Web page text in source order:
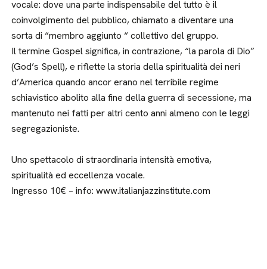
vocale: dove una parte indispensabile del tutto è il
coinvolgimento del pubblico, chiamato a diventare una
sorta di “membro aggiunto “ collettivo del gruppo.
Il termine Gospel significa, in contrazione, “la parola di Dio”
(God’s Spell), e riflette la storia della spiritualità dei neri
d’America quando ancor erano nel terribile regime
schiavistico abolito alla fine della guerra di secessione, ma
mantenuto nei fatti per altri cento anni almeno con le leggi
segregazioniste.
Uno spettacolo di straordinaria intensità emotiva,
spiritualità ed eccellenza vocale.
Ingresso 10€ – info: www.italianjazzinstitute.com